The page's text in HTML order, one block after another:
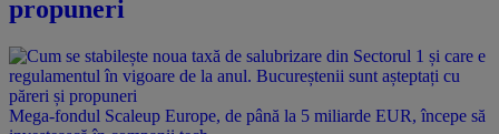
propuneri
Mega-fondul Scaleup Europe, de până la 5 miliarde EUR, începe să